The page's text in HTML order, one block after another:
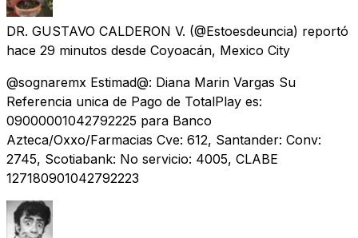
DR. GUSTAVO CALDERON V. (@Estoesdeuncia) reportó
hace 29 minutos desde Coyoacán, Mexico City
@sognaremx Estimad@: Diana Marin Vargas Su
Referencia unica de Pago de TotalPlay es:
09000001042792225 para Banco
Azteca/Oxxo/Farmacias Cve: 612, Santander: Conv:
2745, Scotiabank: No servicio: 4005, CLABE
127180901042792223